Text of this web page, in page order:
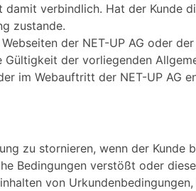
verbindlich. Hat der Kunde
zustande.
der NET-UP AG oder
der vorliegenden
im Webauftritt der NET-UP AG
zu stornieren, wenn der
Bedingungen verstößt oder
von